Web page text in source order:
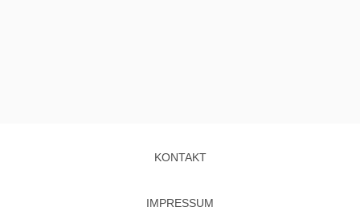
KONTAKT
IMPRESSUM